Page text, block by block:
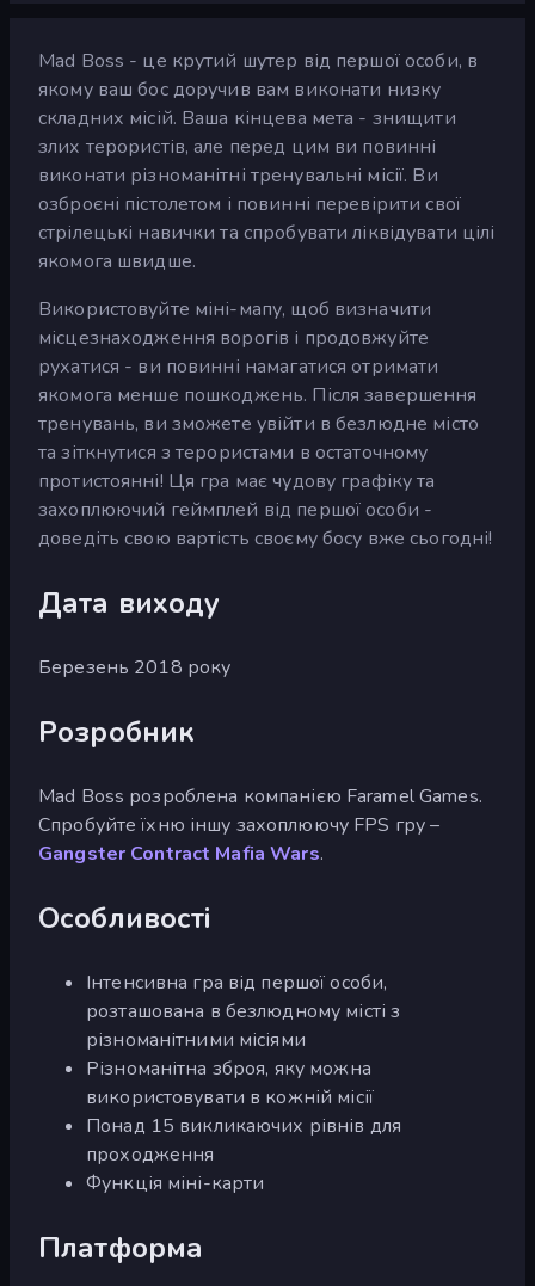
Mad Boss - це крутий шутер від першої особи, в
якому ваш бос доручив вам виконати низку
складних місій. Ваша кінцева мета - знищити
злих терористів, але перед цим ви повинні
виконати різноманітні тренувальні місії. Ви
озброєні пістолетом і повинні перевірити свої
стрілецькі навички та спробувати ліквідувати цілі
якомога швидше.
Використовуйте міні-мапу, щоб визначити
місцезнаходження ворогів і продовжуйте
рухатися - ви повинні намагатися отримати
якомога менше пошкоджень. Після завершення
тренувань, ви зможете увійти в безлюдне місто
та зіткнутися з терористами в остаточному
протистоянні! Ця гра має чудову графіку та
захоплюючий геймплей від першої особи -
доведіть свою вартість своєму босу вже сьогодні!
Дата виходу
Березень 2018 року
Розробник
Mad Boss розроблена компанією Faramel Games.
Спробуйте їхню іншу захоплюючу FPS гру –
Gangster Contract Mafia Wars.
Особливості
Інтенсивна гра від першої особи,
розташована в безлюдному місті з
різноманітними місіями
Різноманітна зброя, яку можна
використовувати в кожній місії
Понад 15 викликаючих рівнів для
проходження
Функція міні-карти
Платформа